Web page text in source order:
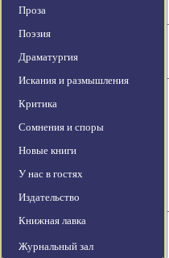
Проза
Поэзия
Драматургия
Искания и размышления
Критика
Сомнения и споры
Новые книги
У нас в гостях
Издательство
Книжная лавка
Журнальный зал